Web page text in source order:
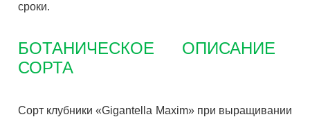
сроки.
БОТАНИЧЕСКОЕ ОПИСАНИЕ
СОРТА
Сорт клубники «Gigantella Maxim» при выращивании